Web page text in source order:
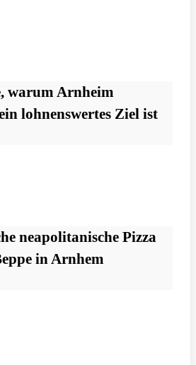
warum Arnheim
lohnenswertes Ziel ist
neapolitanische Pizza
in Arnhem